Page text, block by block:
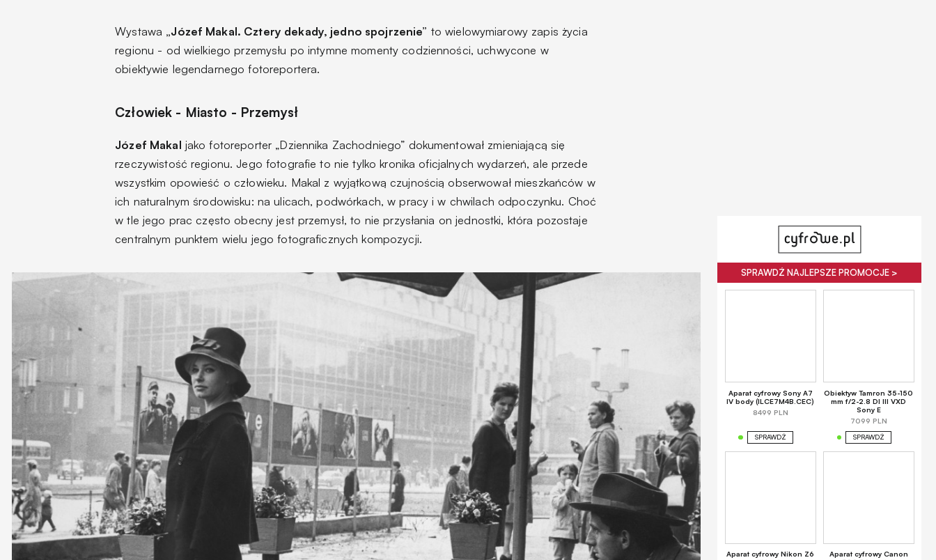
Wystawa „Józef Makal. Cztery dekady, jedno spojrzenie” to wielowymiarowy zapis życia
regionu - od wielkiego przemysłu po intymne momenty codzienności, uchwycone w
obiektywie legendarnego fotoreportera.
Człowiek - Miasto - Przemysł
Józef Makal jako fotoreporter „Dziennika Zachodniego” dokumentował zmieniającą się
rzeczywistość regionu. Jego fotografie to nie tylko kronika oficjalnych wydarzeń, ale przede
wszystkim opowieść o człowieku. Makal z wyjątkową czujnością obserwował mieszkańców w
ich naturalnym środowisku: na ulicach, podwórkach, w pracy i w chwilach odpoczynku. Choć
w tle jego prac często obecny jest przemysł, to nie przysłania on jednostki, która pozostaje
centralnym punktem wielu jego fotograficznych kompozycji.
SPRAWDŹ NAJLEPSZE PROMOCJE >
Aparat cyfrowy Sony A7
IV body (ILCE7M4B.CEC)
8499 PLN
SPRAWDŹ
Obiektyw Tamron 35-150
mm f/2-2.8 DI III VXD
Sony E
7099 PLN
SPRAWDŹ
Aparat cyfrowy Nikon Z6
Aparat cyfrowy Canon